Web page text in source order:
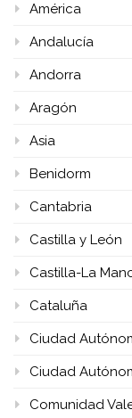
América
Andalucía
Andorra
Aragón
Asia
Benidorm
Cantabria
Castilla y León
Castilla-La
Cataluña
Ciudad
Ciudad
Comunidad